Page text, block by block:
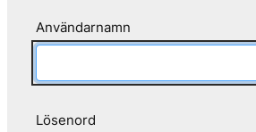
Användarnamn
Lösenord